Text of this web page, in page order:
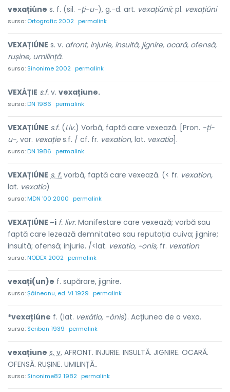
vexațiúne s. f. (sil. -ți-u-), g.-d. art. vexațiúnii;pl. vexațiúni
sursa: Ortografic 2002 permalink
VEXAȚIÚNE s. v. afront, injurie, insultă, jignire, ocară, ofensă,
rușine, umilință.
sursa: Sinonime 2002 permalink
VEXÁȚIE s.f. v. vexațiune.
sursa:DN 1986 permalink
VEXAȚIÚNE s.f. (Liv.) Vorbă, faptă care vexează. [Pron. -ți-
u-, var. vexațies.f. / cf. fr. vexation, lat. vexatio].
sursa:DN 1986 permalink
VEXAȚIÚNE s. f. vorbă, faptă care vexează. (< fr. vexation,
lat. vexatio)
sursa:MDN '00 2000 permalink
VEXAȚIÚNE ~i f. livr. Manifestare care vexează; vorbă sau
faptă care lezează demnitatea sau reputația cuiva; jignire;
insultă; ofensă; injurie. /<lat. vexatio, ~onis, fr. vexation
sursa:NODEX 2002 permalink
vexați(un)e f. supărare, jignire.
sursa:Șăineanu, ed. VI 1929 permalink
*vexațiúne f. (lat. vexátio, -ónis). Acțiunea de a vexa.
sursa: Scriban 1939 permalink
vexațiune s. v. AFRONT. INJURIE. INSULTĂ. JIGNIRE. OCARĂ.
OFENSĂ. RUȘINE. UMILINȚĂ..
sursa: Sinonime82 1982 permalink